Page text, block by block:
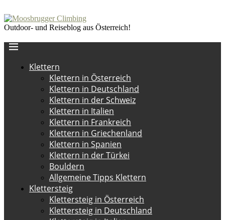
Outdoor- und Reiseblog aus Österreich!
Klettern
Klettern in Österreich
Klettern in Deutschland
Klettern in der Schweiz
Klettern in Italien
Klettern in Frankreich
Klettern in Griechenland
Klettern in Spanien
Klettern in der Türkei
Bouldern
Allgemeine Tipps Klettern
Klettersteig
Klettersteig in Österreich
Klettersteig in Deutschland